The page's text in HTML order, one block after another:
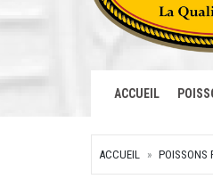
ACCUEIL
ACCUEIL POISSONS